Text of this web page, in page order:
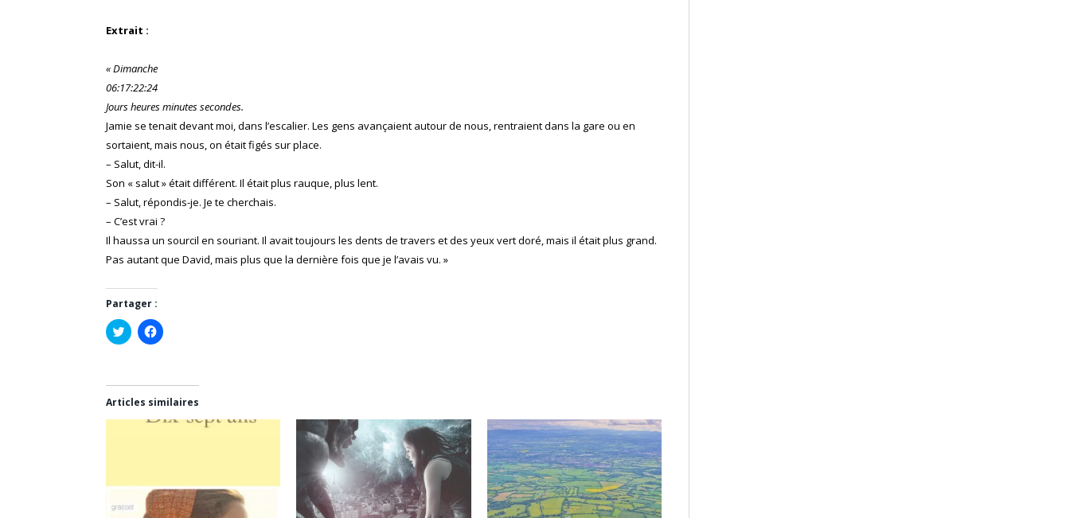
Extrait :
« Dimanche
06:17:22:24
Jours heures minutes secondes.
Jamie se tenait devant moi, dans l’escalier. Les gens avançaient autour de nous, rentraient dans la gare ou en
sortaient, mais nous, on était figés sur place.
– Salut, dit-il.
Son « salut » était différent. Il était plus rauque, plus lent.
– Salut, répondis-je. Je te cherchais.
– C’est vrai ?
Il haussa un sourcil en souriant. Il avait toujours les dents de travers et des yeux vert doré, mais il était plus grand.
Pas autant que David, mais plus que la dernière fois que je l’avais vu. »
Partager :
Cliquez
pour
nouvelle
Cliquez
pour
nouvelle
Articles similaires